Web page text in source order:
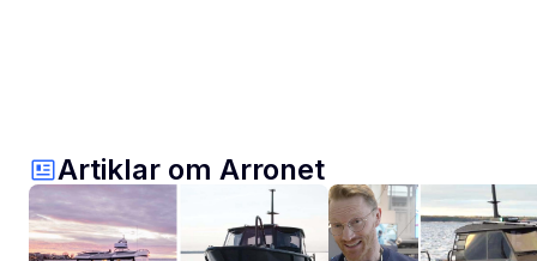
Artiklar om Arronet